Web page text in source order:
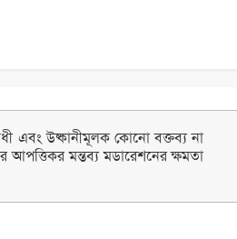
এবং উষ্কানীমূলক কোনো বক্তব্য না
মন্তব্য মডারেশনের ক্ষমতা